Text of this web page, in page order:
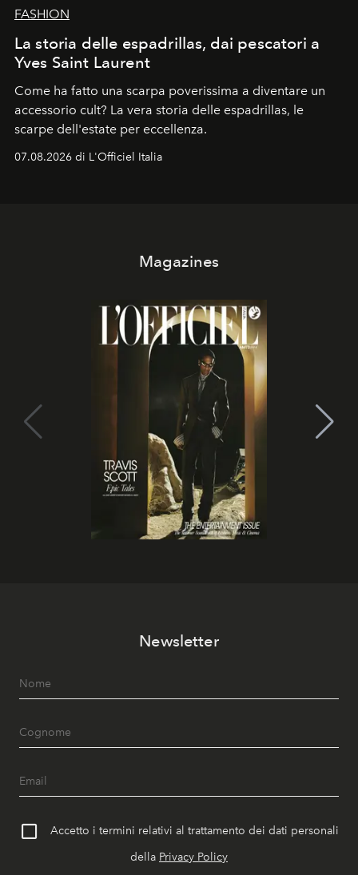
FASHION
La storia delle espadrillas, dai pescatori a
Yves Saint Laurent
Come ha fatto una scarpa poverissima a diventare un
accessorio cult? La vera storia delle espadrillas, le
scarpe dell'estate per eccellenza.
07.08.2026 di L'Officiel Italia
Magazines
Newsletter
Accetto i termini relativi al trattamento dei dati personali
della Privacy Policy